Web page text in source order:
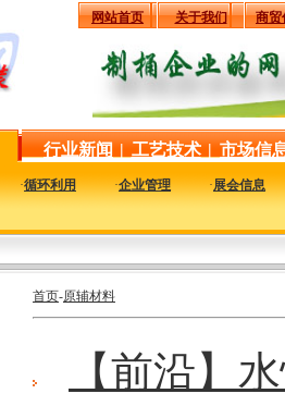
网站首页 关于我们 商贸
行业新闻 | 工艺技术 | 市场信
·循环利用 ·企业管理 ·展会信息
首页-原辅材料
【前沿】